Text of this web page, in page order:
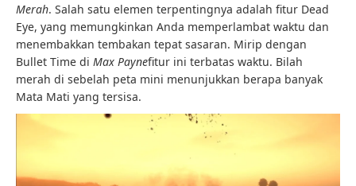
Merah. Salah satu elemen terpentingnya adalah fitur Dead
Eye, yang memungkinkan Anda memperlambat waktu dan
menembakkan tembakan tepat sasaran. Mirip dengan
Bullet Time di Max Paynefitur ini terbatas waktu. Bilah
merah di sebelah peta mini menunjukkan berapa banyak
Mata Mati yang tersisa.